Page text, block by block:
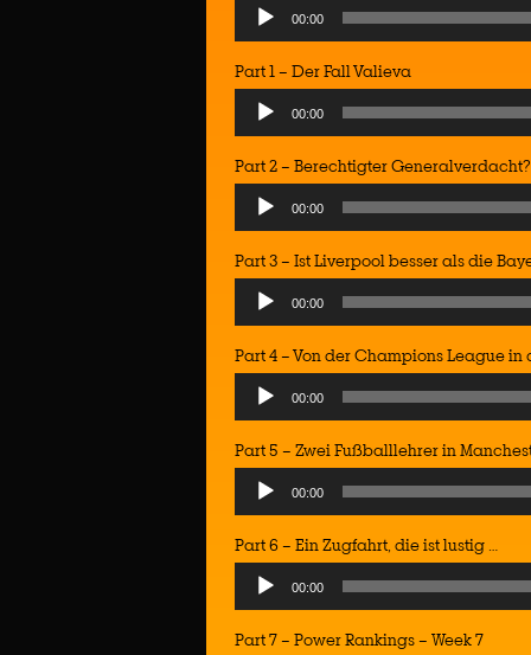
Audio
Player
00:00
Part 1 – Der Fall Valieva
Audio
Player
00:00
Part 2 – Berechtigter Generalverdacht?
Audio
Player
00:00
Part 3 – Ist Liverpool besser als die
Audio
Player
00:00
Part 4 – Von der Champions League
Audio
Player
00:00
Part 5 – Zwei Fußballlehrer in
Audio
Player
00:00
Part 6 – Ein Zugfahrt, die ist lustig …
Audio
Player
00:00
Part 7 – Power Rankings – Week 7